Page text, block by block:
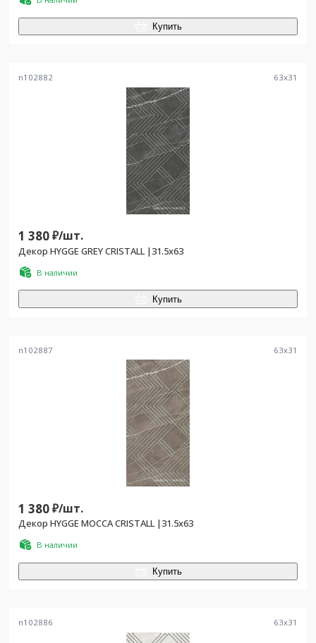
Купить
n102882 63x31
1 380₽/шт.
Декор HYGGE GREY CRISTALL |31.5x63
В наличии
Купить
n102887 63x31
1 380₽/шт.
Декор HYGGE MOCCA CRISTALL |31.5x63
В наличии
Купить
n102886 63x31